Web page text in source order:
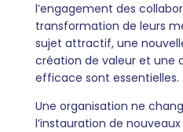
l’engagement des
transformation de leurs
sujet attractif, une
création de valeur et une
efficace sont essentielles.
Une organisation ne
l’instauration de